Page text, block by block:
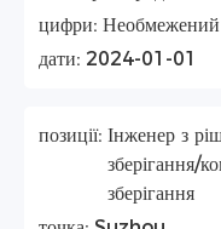
цифри: Необмежений
дати: 2024-01-01
позиції: Інженер з
зберігання/
зберігання